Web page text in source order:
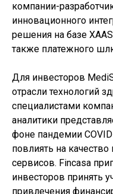
компании-
инновационного
решения на базе
также платежного
Для инвесторов
отрасли технологий
специалистами
аналитики
фоне пандемии
повлиять на
сервисов. Fincasa
инвесторов принять
привлечения